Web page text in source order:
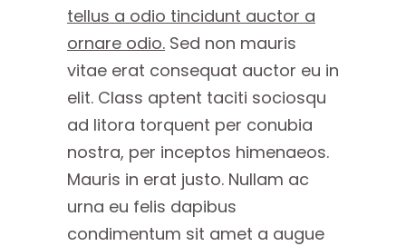
tellus a odio tincidunt auctor a
ornare odio. Sed non mauris
vitae erat consequat auctor eu in
elit. Class aptent taciti sociosqu
ad litora torquent per conubia
nostra, per inceptos himenaeos.
Mauris in erat justo. Nullam ac
urna eu felis dapibus
condimentum sit amet a augue